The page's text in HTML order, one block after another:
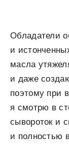
Обладатели
и
масла
и даже
поэтому при
я смотрю в
сывороток и
и полностью